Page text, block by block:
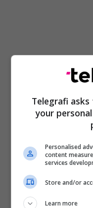
Telegrafi
your
Personalised
content
services
Store and/or
Learn more